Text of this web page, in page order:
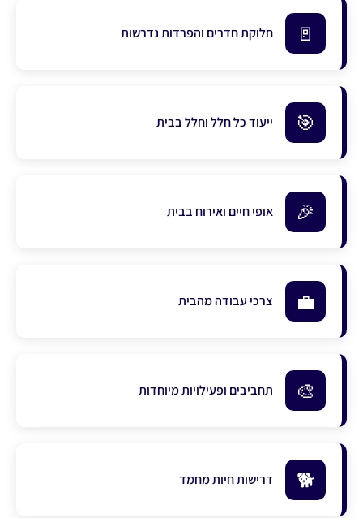
🚪 חלוקת חדרים והפרדות נדרשות
🎯 ייעוד כל חלל וחלל בבית
🎉 אופי חיים ואירוח בבית
💼 צרכי עבודה מהבית
🎨 תחביבים ופעילויות מיוחדות
🐕 דרישות חיות מחמד